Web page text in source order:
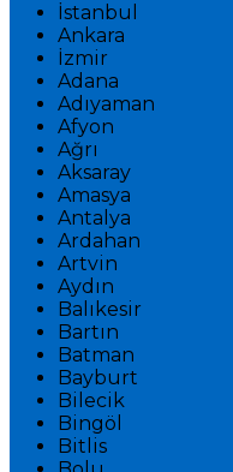
İstanbul
Ankara
İzmir
Adana
Adıyaman
Afyon
Ağrı
Aksaray
Amasya
Antalya
Ardahan
Artvin
Aydın
Balıkesir
Bartın
Batman
Bayburt
Bilecik
Bingöl
Bitlis